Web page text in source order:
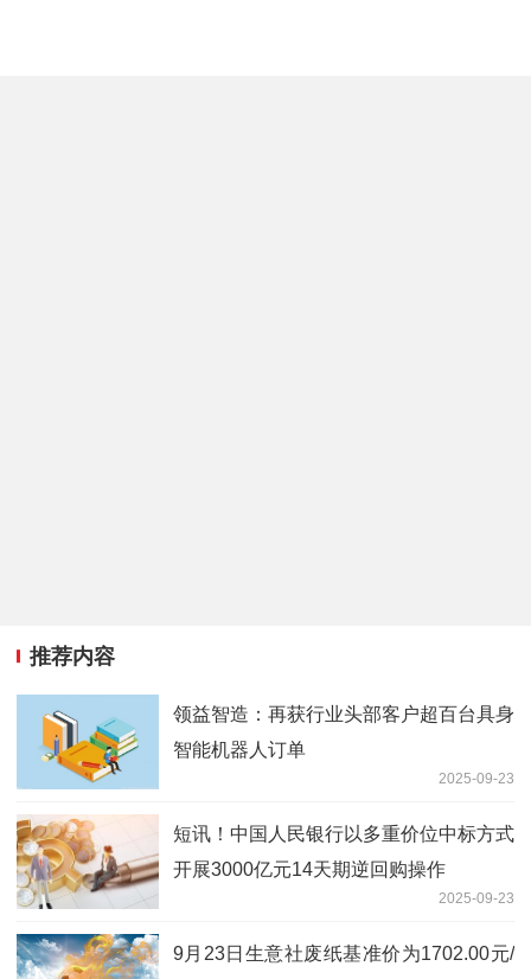
推荐内容
领益智造：再获行业头部客户超百台具身
智能机器人订单
2025-09-23
短讯！中国人民银行以多重价位中标方式
开展3000亿元14天期逆回购操作
2025-09-23
9月23日生意社废纸基准价为1702.00元/